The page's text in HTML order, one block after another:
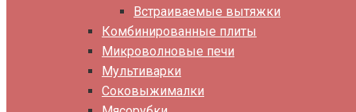
Встраиваемые вытяжки
Комбинированные плиты
Микроволновые печи
Мультиварки
Соковыжималки